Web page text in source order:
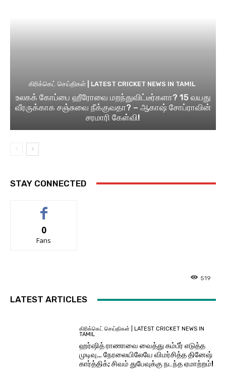
கிரிக்கெட் செய்திகள் | LATEST CRICKET NEWS IN TAMIL
உலகக் கோப்பை ஹீரோவை மறந்துவிட்டீர்களா? 15 வயது
வீரருக்காக சஞ்சுவை நீக்குவதா? – ஆகாஷ் சோப்ராவின்
சரமாரி கேள்வி!
STAY CONNECTED
0
Fans
519
LATEST ARTICLES
கிரிக்கெட் செய்திகள் | LATEST CRICKET NEWS IN
TAMIL
ஹர்ஷித் ராணாவை வைத்து கம்பீர் எடுத்த
முடிவு… நேரலையிலேயே விமர்சித்த தினேஷ்
கார்த்திக்; சிவம் துபேவுக்கு நடந்த ஏமாற்றம்!